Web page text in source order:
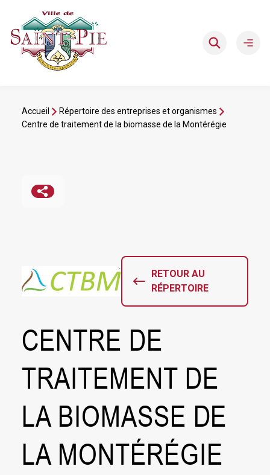
contenu
Accueil
Répertoire des entreprises et organismes
Centre de traitement de la biomasse de la Montérégie
RETOUR AU
RÉPERTOIRE
traitement
de
la
biomasse
Montérégie
CENTRE DE
TRAITEMENT DE
LA BIOMASSE DE
LA MONTÉRÉGIE